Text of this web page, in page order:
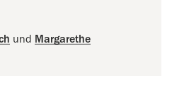
und Margarethe